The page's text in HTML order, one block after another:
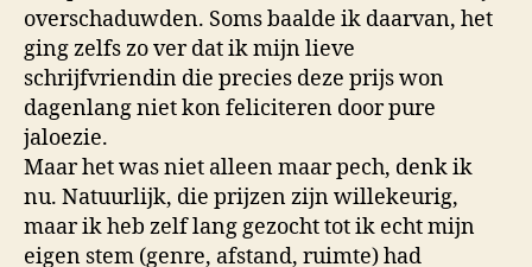
overschaduwden. Soms baalde ik daarvan, het
ging zelfs zo ver dat ik mijn lieve
schrijfvriendin die precies deze prijs won
dagenlang niet kon feliciteren door pure
jaloezie.
Maar het was niet alleen maar pech, denk ik
nu. Natuurlijk, die prijzen zijn willekeurig,
maar ik heb zelf lang gezocht tot ik echt mijn
eigen stem (genre, afstand, ruimte) had